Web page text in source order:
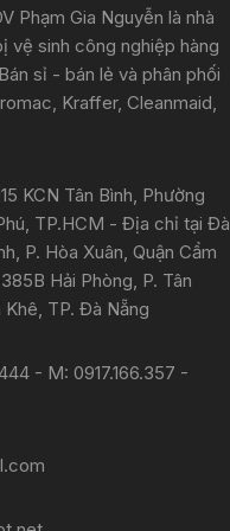
Phạm Gia Nguyễn là nhà
vệ sinh công nghiệp hàng
sỉ - bán lẻ và phân phối
Kraffer, Cleanmaid,
KCN Tân Bình, Phường
TP.HCM - Địa chỉ tại Đà
P. Hòa Xuân, Quận Cẩm
Hải Phòng, P. Tân
Khê, TP. Đà Nẵng
- M: 0917.166.357 -